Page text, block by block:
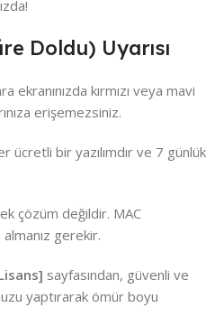
Doldu) Uyarısı
ekranınızda kırmızı veya mavi
erişemezsiniz.
ücretli bir yazılımdır ve 7 günlük
çözüm değildir. MAC
gerekir.
sayfasından, güvenli ve
yaptırarak ömür boyu